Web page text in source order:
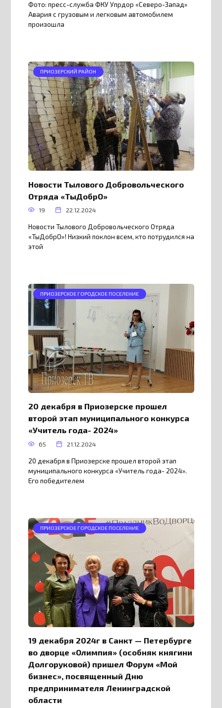
Фото: пресс-служба ФКУ Упрдор «Северо-Запад»
Авария с грузовым и легковым автомобилем
произошла
ПРИОЗЕРСКИЙ РАЙОН
Новости Тылового Добровольческого
Отряда «ТыДобрО»
19 22.12.2024
Новости Тылового Добровольческого Отряда
«ТыДобрО»! Низкий поклон всем, кто потрудился на
этой
ПРИОЗЕРСКОЕ ГОРОДСКОЕ ПОСЕЛЕНИЕ
20 декабря в Приозерске прошел
второй этап муниципального конкурса
«Учитель года- 2024»
65 21.12.2024
20 декабря в Приозерске прошел второй этап
муниципального конкурса «Учитель года- 2024».
Его победителем
ПРИОЗЕРСКОЕ ГОРОДСКОЕ ПОСЕЛЕНИЕ
19 декабря 2024г в Санкт — Петербурге
во дворце «Олимпия» (особняк княгини
Долгоруковой) пришел Форум «Мой
бизнес», посвященный Дню
предпринимателя Ленинградской
области